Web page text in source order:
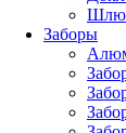
Заборы